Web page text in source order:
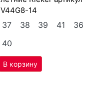
V44G8-14
37 38 39 41
36
40